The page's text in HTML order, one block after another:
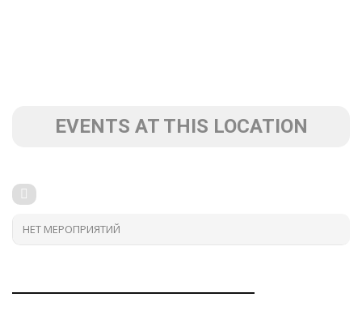
EVENTS AT THIS LOCATION
НЕТ МЕРОПРИЯТИЙ